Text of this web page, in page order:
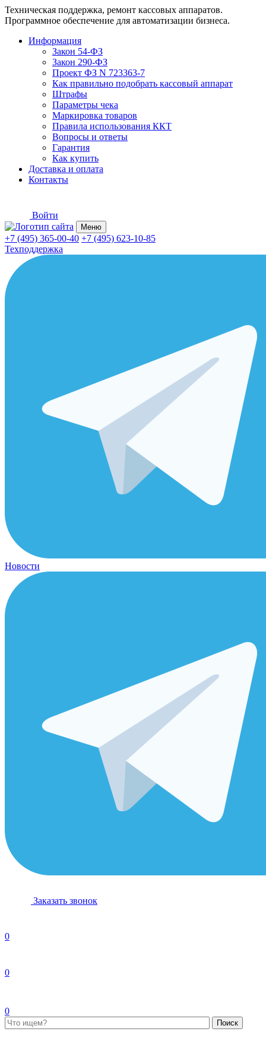
Техническая поддержка, ремонт кассовых аппаратов.
Программное обеспечение для автоматизации бизнеса.
Информация
Закон 54-ФЗ
Закон 290-ФЗ
Проект ФЗ N 723363-7
Как правильно подобрать кассовый аппарат
Штрафы
Параметры чека
Маркировка товаров
Правила использования ККТ
Вопросы и ответы
Гарантия
Как купить
Доставка и оплата
Контакты
Войти
Меню
+7 (495) 365-00-40 +7 (495) 623-10-85
Техподдержка
Новости
Заказать звонок
0
0
0